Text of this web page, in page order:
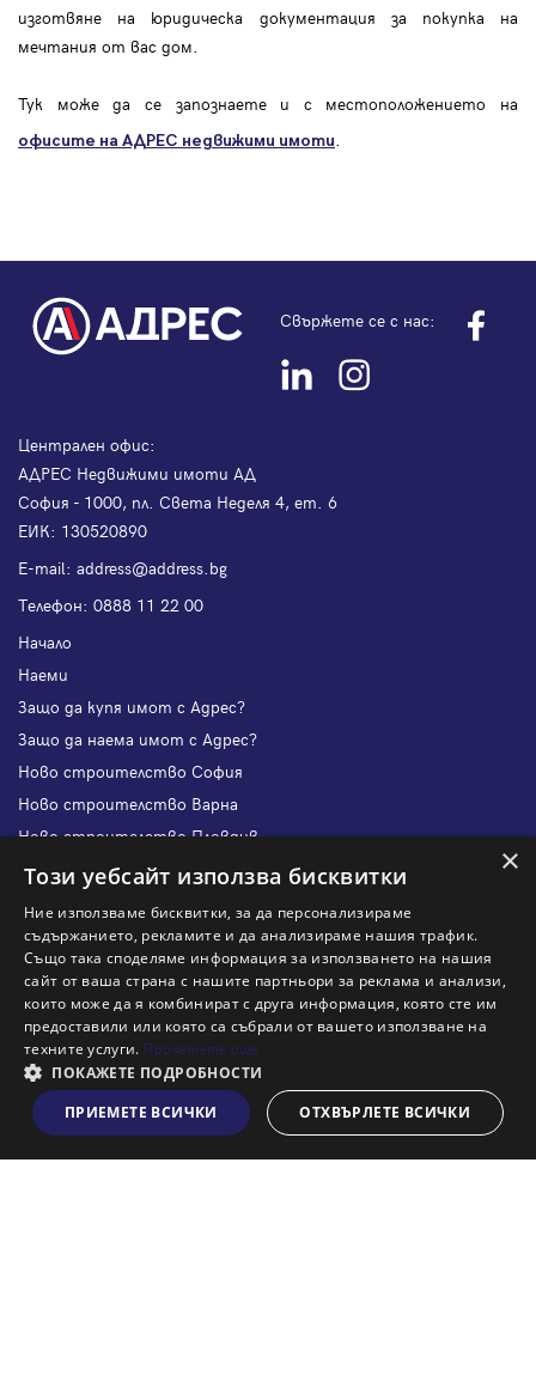
Виж на картата
изготвяне на юридическа документация за покупка на
мечтания от вас дом.
Тук може да се запознаете и с местоположението на
офисите на АДРЕС недвижими имоти.
Свържете се с нас:
Централен офис:
АДРЕС Недвижими имоти АД
София - 1000, пл. Света Неделя 4, ет. 6
ЕИК: 130520890
Е-mail: address@address.bg
Телефон: 0888 11 22 00
Начало
Наеми
Защо да купя имот с Адрес?
Защо да наема имот с Адрес?
Ново строителство София
Ново строителство Варна
Ново строителство Пловдив
Ново строителство Бургас
Защо да отдам имот с Адрес?
Наши офиси
Кариери
Кои сме ние?
Франчайз
Блог
Искаш ли да получаваш актуална информация за пазара
на недвижими имоти?
×
Този уебсайт използва бисквитки
Ние използваме бисквитки, за да персонализираме
съдържанието, рекламите и да анализираме нашия трафик.
Също така споделяме информация за използването на нашия
сайт от ваша страна с нашите партньори за реклама и анализи,
които може да я комбинират с друга информация, която сте им
предоставили или която са събрали от вашето използване на
техните услуги. Прочетете още
ПОКАЖЕТЕ ПОДРОБНОСТИ
ПРИЕМЕТЕ ВСИЧКИ
ОТХВЪРЛЕТЕ ВСИЧКИ